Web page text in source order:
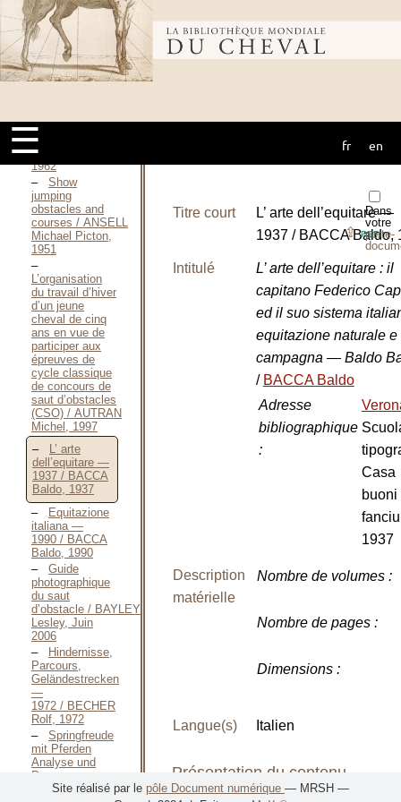
Bibliothèque
mondiale du
cheval
☰ fr en
August, 1925
Der Bau von
Hindernissen für
Springbahnen
und
Geländeritte / ANDREAE
Hindernisbau / ANDREAE
Hans-Joachim,
1962
Show
jumping
obstacles and
courses / ANSELL
Michael Picton,
1951
L’organisation
du travail d’hiver
d’un jeune
cheval de cinq
ans en vue de
participer aux
épreuves de
cycle classique
de concours de
saut d’obstacles
(CSO) / AUTRAN
Michel, 1997
L’ arte
dell’equitare —
1937 / BACCA
Baldo, 1937
Equitazione
italiana —
1990 / BACCA
Baldo, 1990
Guide
photographique
du saut
d’obstacle / BAYLEY
Lesley, Juin
2006
Hindernisse,
Parcours,
Geländestrecken
—
1972 / BECHER
Rolf, 1972
Springfreude
mit Pferden
Analyse und
Programm —
1973 / BECHER
Dans
votre
porte-
⇪PDF
Titre court
L’ arte dell’equitare —
1937 / BACCA Baldo,
Intitulé
L’ arte dell’equitare : il
capitano Federico
ed il suo sistema
equitazione naturale e
campagna — Baldo
/ BACCA Baldo
Adresse
bibliographique
:
Casa
buoni
1937
Description
matérielle
Nombre de volumes:
Nombre de pages:
Dimensions:
Langue(s) Italien
Présentation du contenu
Site réalisé par le pôle Document numérique — MRSH —